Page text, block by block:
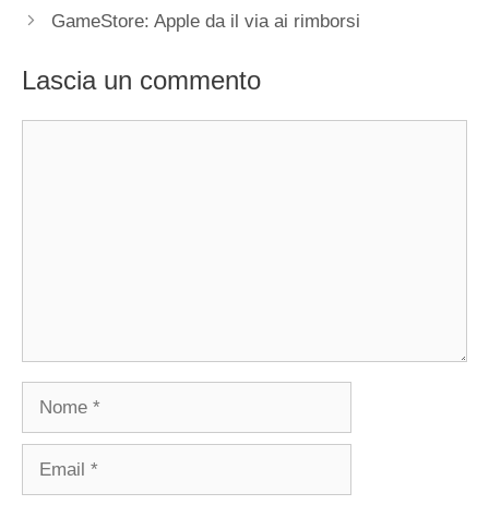
GameStore: Apple da il via ai rimborsi
Lascia un commento
Nome
Email